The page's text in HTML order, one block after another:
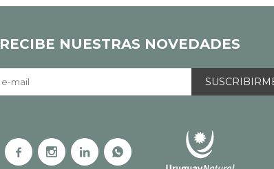
RECIBE NUESTRAS NOVEDADES
   